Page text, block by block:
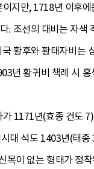
지만, 1718년 이후에
조선의 대비는 자색
황후와 황태자비는
년 황귀비 책례 시
1171년(효종 건도
대 석도 1403년(태
이 없는 형태가 정